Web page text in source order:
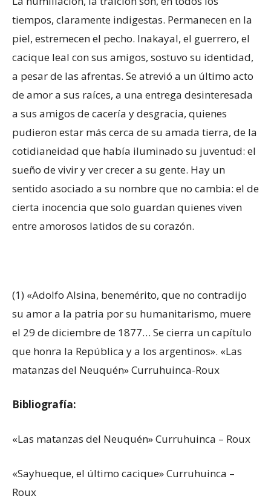
tiempos, claramente indigestas. Permanecen en la
piel, estremecen el pecho. Inakayal, el guerrero, el
cacique leal con sus amigos, sostuvo su identidad,
a pesar de las afrentas. Se atrevió a un último acto
de amor a sus raíces, a una entrega desinteresada
a sus amigos de cacería y desgracia, quienes
pudieron estar más cerca de su amada tierra, de la
cotidianeidad que había iluminado su juventud: el
sueño de vivir y ver crecer a su gente. Hay un
sentido asociado a su nombre que no cambia: el de
cierta inocencia que solo guardan quienes viven
entre amorosos latidos de su corazón.
(1) «Adolfo Alsina, benemérito, que no contradijo
su amor a la patria por su humanitarismo, muere
el 29 de diciembre de 1877… Se cierra un capítulo
que honra la República y a los argentinos». «Las
matanzas del Neuquén» Curruhuinca-Roux
Bibliografía:
«Las matanzas del Neuquén» Curruhuinca – Roux
«Sayhueque, el último cacique» Curruhuinca –
Roux